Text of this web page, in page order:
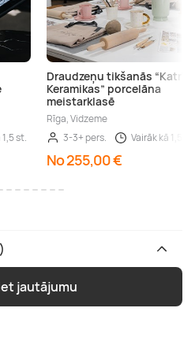
st.
Draudzeņu tikšanās
Keramikas” porcelāna
meistarklasē
Rīga, Vidzeme
3-3+ pers.
Vairāk kā 1,5 st.
No 255,00 €
jautājumu